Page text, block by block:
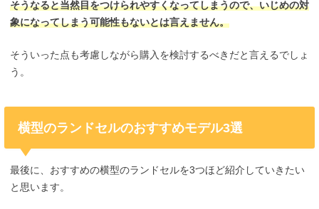
そうなると当然目をつけられやすくなってしまうので、いじめの対
象になってしまう可能性もないとは言えません。
そういった点も考慮しながら購入を検討するべきだと言えるでしょ
う。
横型のランドセルのおすすめモデル3選
最後に、おすすめの横型のランドセルを3つほど紹介していきたい
と思います。